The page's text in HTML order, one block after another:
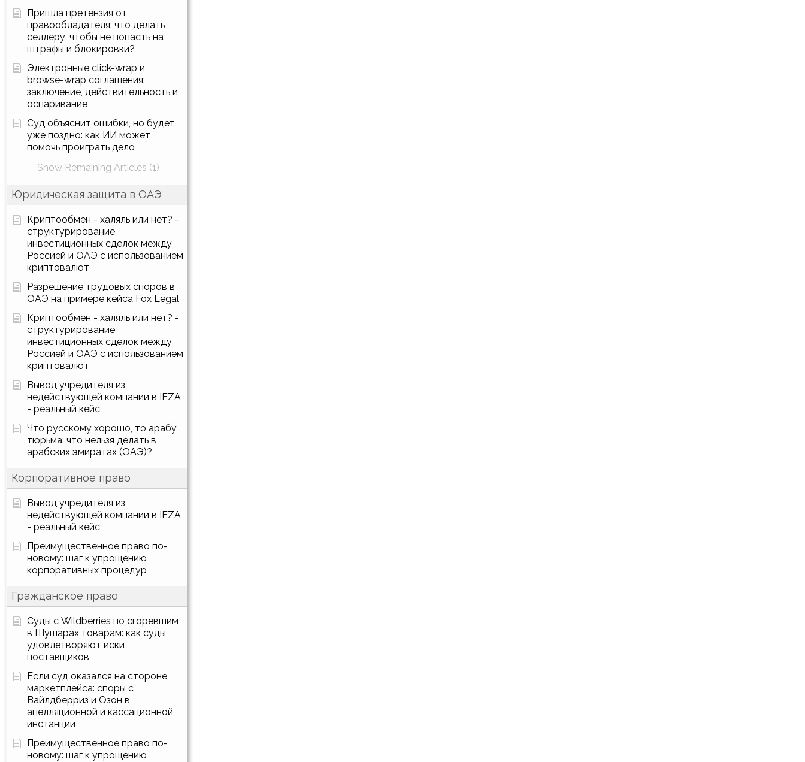
Пришла претензия от
правообладателя: что делать
селлеру, чтобы не попасть на
штрафы и блокировки?
Электронные click-wrap и
browse-wrap соглашения:
заключение, действительность и
оспаривание
Суд объяснит ошибки, но будет
уже поздно: как ИИ может
помочь проиграть дело
Show Remaining Articles (1)
Юридическая защита в ОАЭ
Криптообмен - халяль или нет? -
структурирование
инвестиционных сделок между
Россией и ОАЭ с использованием
криптовалют
Разрешение трудовых споров в
ОАЭ на примере кейса Fox Legal
Криптообмен - халяль или нет? -
структурирование
инвестиционных сделок между
Россией и ОАЭ с использованием
криптовалют
Вывод учредителя из
недействующей компании в IFZA
- реальный кейс
Что русскому хорошо, то арабу
тюрьма: что нельзя делать в
арабских эмиратах (ОАЭ)?
Корпоративное право
Вывод учредителя из
недействующей компании в IFZA
- реальный кейс
Преимущественное право по-
новому: шаг к упрощению
корпоративных процедур
Гражданское право
Суды с Wildberries по сгоревшим
в Шушарах товарам: как суды
удовлетворяют иски
поставщиков
Если суд оказался на стороне
маркетплейса: споры с
Вайлдберриз и Озон в
апелляционной и кассационной
инстанции
Преимущественное право по-
новому: шаг к упрощению